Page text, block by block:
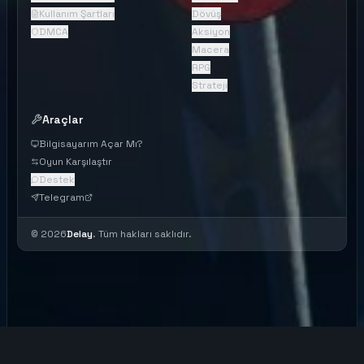
Kullanım Şartları
DMCA
Dövüş
Aksiyon
Macera
RPG
Strateji
Araçlar
Bilgisayarım Açar Mı?
Oyun Karşılaştır
Destek
Telegram
© 2026Delay. Tüm hakları saklıdır.